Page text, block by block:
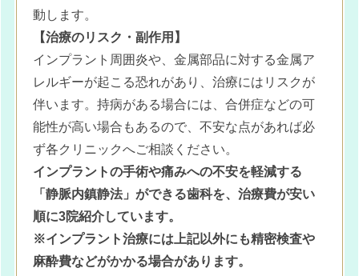
動します。
【治療のリスク・副作用】
インプラント周囲炎や、金属部品に対する金属ア
レルギーが起こる恐れがあり、治療にはリスクが
伴います。持病がある場合には、合併症などの可
能性が高い場合もあるので、不安な点があれば必
ず各クリニックへご相談ください。
インプラントの手術や痛みへの不安を軽減する
「静脈内鎮静法」ができる歯科を、治療費が安い
順に3院紹介しています。
※インプラント治療には上記以外にも精密検査や
麻酔費などがかかる場合があります。